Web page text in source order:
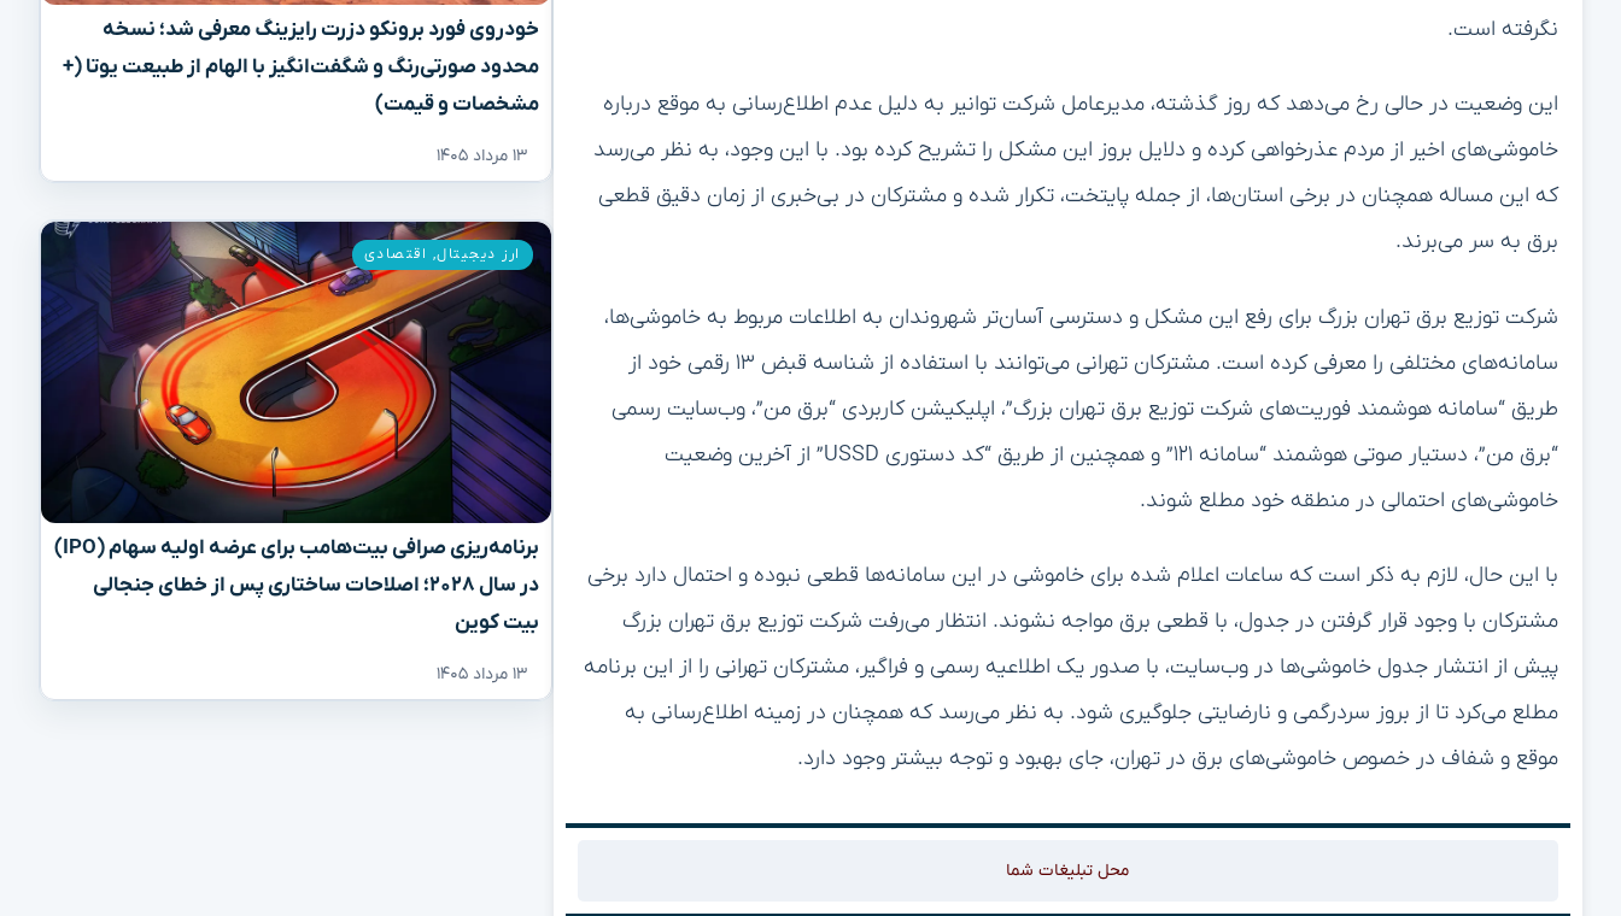
خودروی فورد برونکو دزرت رایزینگ معرفی شد؛ نسخه
محدود صورتی‌رنگ و شگفت‌انگیز با الهام از طبیعت یوتا (+
مشخصات و قیمت)
۱۳ مرداد ۱۴۰۵
برنامه‌ریزی صرافی بیت‌هامب برای عرضه اولیه سهام (IPO)
در سال ۲۰۲۸؛ اصلاحات ساختاری پس از خطای جنجالی
بیت کوین
۱۳ مرداد ۱۴۰۵
ارز دیجیتال, اقتصادی
نگرفته است.
این وضعیت در حالی رخ می‌دهد که روز گذشته، مدیرعامل شرکت توانیر به دلیل عدم اطلاع‌رسانی به موقع درباره
خاموشی‌های اخیر از مردم عذرخواهی کرده و دلایل بروز این مشکل را تشریح کرده بود. با این وجود، به نظر می‌رسد
که این مساله همچنان در برخی استان‌ها، از جمله پایتخت، تکرار شده و مشترکان در بی‌خبری از زمان دقیق قطعی
برق به سر می‌برند.
شرکت توزیع برق تهران بزرگ برای رفع این مشکل و دسترسی آسان‌تر شهروندان به اطلاعات مربوط به خاموشی‌ها،
سامانه‌های مختلفی را معرفی کرده است. مشترکان تهرانی می‌توانند با استفاده از شناسه قبض ۱۳ رقمی خود از
طریق “سامانه هوشمند فوریت‌های شرکت توزیع برق تهران بزرگ”، اپلیکیشن کاربردی “برق من”، وب‌سایت رسمی
“برق من”، دستیار صوتی هوشمند “سامانه ۱۲۱” و همچنین از طریق “کد دستوری USSD” از آخرین وضعیت
خاموشی‌های احتمالی در منطقه خود مطلع شوند.
با این حال، لازم به ذکر است که ساعات اعلام شده برای خاموشی در این سامانه‌ها قطعی نبوده و احتمال دارد برخی
مشترکان با وجود قرار گرفتن در جدول، با قطعی برق مواجه نشوند. انتظار می‌رفت شرکت توزیع برق تهران بزرگ
پیش از انتشار جدول خاموشی‌ها در وب‌سایت، با صدور یک اطلاعیه رسمی و فراگیر، مشترکان تهرانی را از این برنامه
مطلع می‌کرد تا از بروز سردرگمی و نارضایتی جلوگیری شود. به نظر می‌رسد که همچنان در زمینه اطلاع‌رسانی به
موقع و شفاف در خصوص خاموشی‌های برق در تهران، جای بهبود و توجه بیشتر وجود دارد.
محل تبلیغات شما